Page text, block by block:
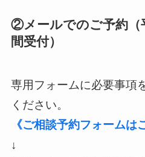
②メールでのご予約（
間受付）
専用フォームに必要事項
ください。
《ご相談予約フォームは
↓